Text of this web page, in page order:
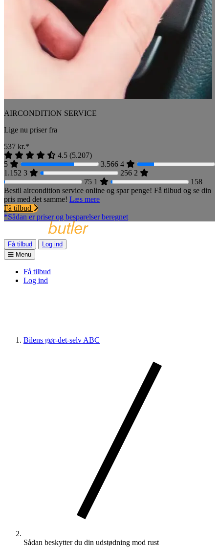
AIRCONDITION SERVICE
Lige nu priser fra
537 kr.*
4.5 (5.207)
5
3.566 4
1.152 3 256 2
75 1
158
Bestil aircondition service online og spar penge! Få tilbud og se din
pris med det samme! Læs mere
Få tilbud
*Sådan er priser og besparelser beregnet
Få tilbud
Log ind
Menu
Få tilbud
Log ind
Bilens gør-det-selv ABC
Sådan beskytter du din udstødning mod rust